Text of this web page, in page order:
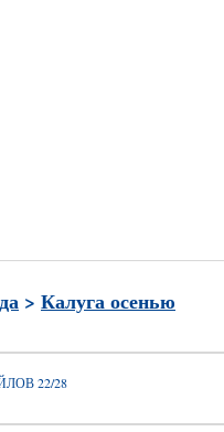
> Калуга осенью
22/28